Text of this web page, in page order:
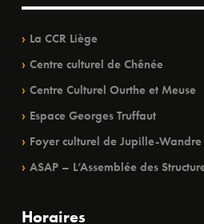
La CCR Liège
Centre culturel de Chênée
Centre Culturel Ourthe et Meuse
Espace Georges Truffaut
Foyer culturel de Jupille-Wandre
ASAP – L’Assemblée des
Horaires